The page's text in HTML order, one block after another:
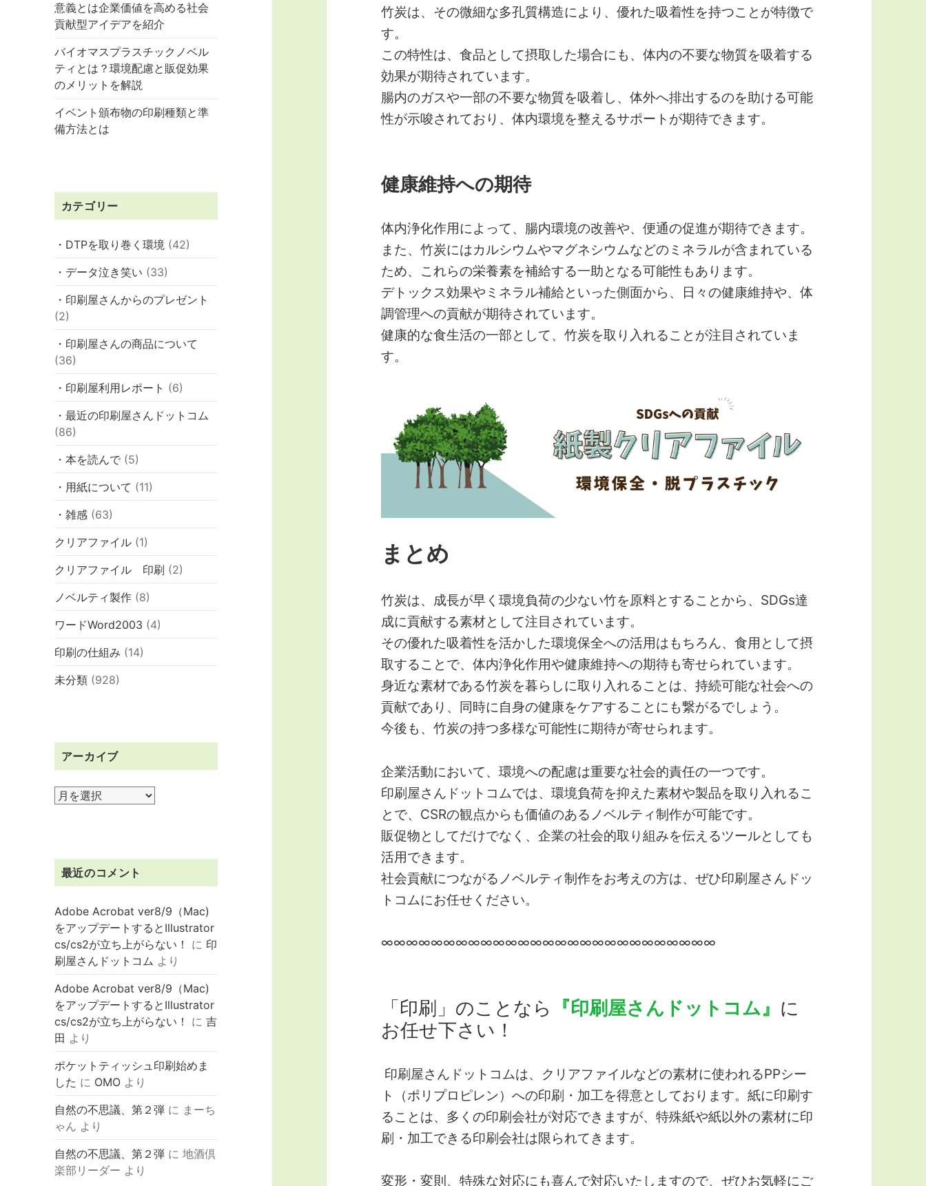
意義とは企業価値を高める社会
貢献型アイデアを紹介
バイオマスプラスチックノベル
ティとは？環境配慮と販促効果
のメリットを解説
イベント頒布物の印刷種類と準
備方法とは
カテゴリー
・DTPを取り巻く環境 (42)
・データ泣き笑い (33)
・印刷屋さんからのプレゼント
(2)
・印刷屋さんの商品について
(36)
・印刷屋利用レポート (6)
・最近の印刷屋さんドットコム
(86)
・本を読んで (5)
・用紙について (11)
・雑感 (63)
クリアファイル (1)
クリアファイル 印刷 (2)
ノベルティ製作 (8)
ワードWord2003 (4)
印刷の仕組み (14)
未分類 (928)
アーカイブ
ア
ブ
最近のコメント
Adobe Acrobat ver8/9（Mac)
をアップデートするとIllustrator
cs/cs2が立ち上がらない！
に 印
刷屋さんドットコム より
Adobe Acrobat ver8/9（Mac)
をアップデートするとIllustrator
cs/cs2が立ち上がらない！
に吉
田 より
ポケットティッシュ印刷始めま
した に OMO より
自然の不思議、第２弾 に まーち
ゃん より
自然の不思議、第２弾 に地酒倶
楽部リーダー より
竹炭は、その微細な多孔質構造により、優れた吸着性を持つことが特徴で
す。
この特性は、食品として摂取した場合にも、体内の不要な物質を吸着する
効果が期待されています。
腸内のガスや一部の不要な物質を吸着し、体外へ排出するのを助ける可能
性が示唆されており、体内環境を整えるサポートが期待できます。
健康維持への期待
体内浄化作用によって、腸内環境の改善や、便通の促進が期待できます。
また、竹炭にはカルシウムやマグネシウムなどのミネラルが含まれている
ため、これらの栄養素を補給する一助となる可能性もあります。
デトックス効果やミネラル補給といった側面から、日々の健康維持や、体
調管理への貢献が期待されています。
健康的な食生活の一部として、竹炭を取り入れることが注目されていま
す。
まとめ
竹炭は、成長が早く環境負荷の少ない竹を原料とすることから、SDGs達
成に貢献する素材として注目されています。
その優れた吸着性を活かした環境保全への活用はもちろん、食用として摂
取することで、体内浄化作用や健康維持への期待も寄せられています。
身近な素材である竹炭を暮らしに取り入れることは、持続可能な社会への
貢献であり、同時に自身の健康をケアすることにも繋がるでしょう。
今後も、竹炭の持つ多様な可能性に期待が寄せられます。
企業活動において、環境への配慮は重要な社会的責任の一つです。
印刷屋さんドットコムでは、環境負荷を抑えた素材や製品を取り入れるこ
とで、CSRの観点からも価値のあるノベルティ制作が可能です。
販促物としてだけでなく、企業の社会的取り組みを伝えるツールとしても
活用できます。
社会貢献につながるノベルティ制作をお考えの方は、ぜひ印刷屋さんドッ
トコムにお任せください。
∞∞∞∞∞∞∞∞∞∞∞∞∞∞∞∞∞∞∞∞∞∞∞∞∞∞∞
「印刷」のことなら 『印刷屋さんドットコム』 に
お任せ下さい！
印刷屋さんドットコムは、クリアファイルなどの素材に使われるPPシー
ト（ポリプロピレン）への印刷・加工を得意としております。紙に印刷す
ることは、多くの印刷会社が対応できますが、特殊紙や紙以外の素材に印
刷・加工できる印刷会社は限られてきます。
変形・変則、特殊な対応にも喜んで対応いたしますので、ぜひお気軽にご